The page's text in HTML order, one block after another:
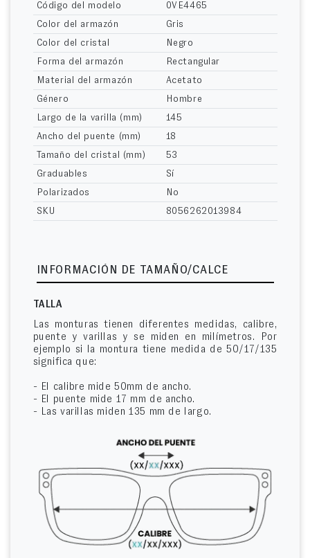
Código del modelo
0VE4465
Color del armazón
Gris
Color del cristal
Negro
Forma del armazón
Rectangular
Material del armazón
Acetato
Género
Hombre
Largo de la varilla (mm)
145
Ancho del puente (mm)
18
Tamaño del cristal (mm)
53
Graduables
Sí
Polarizados
No
SKU
8056262013984
INFORMACIÓN DE TAMAÑO/CALCE
TALLA
Las monturas tienen diferentes medidas, calibre,
puente y varillas y se miden en milímetros. Por
ejemplo si la montura tiene medida de 50/17/135
significa que:
- El calibre mide 50mm de ancho.
- El puente mide 17 mm de ancho.
- Las varillas miden 135 mm de largo.